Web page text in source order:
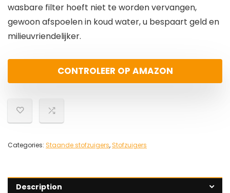
wasbare filter hoeft niet te worden vervangen,
gewoon afspoelen in koud water, u bespaart geld en
milieuvriendelijker.
CONTROLEER OP AMAZON
Categories: Staande stofzuigers, Stofzuigers
Description